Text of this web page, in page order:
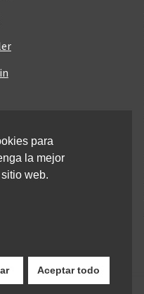
para
la mejor
web.
Aceptar todo